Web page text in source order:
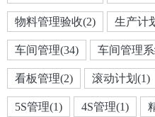
物料管理验收(2) 生产计
车间管理(34) 车间管理
看板管理(2) 滚动计划(1)
5S管理(1) 4S管理(1)